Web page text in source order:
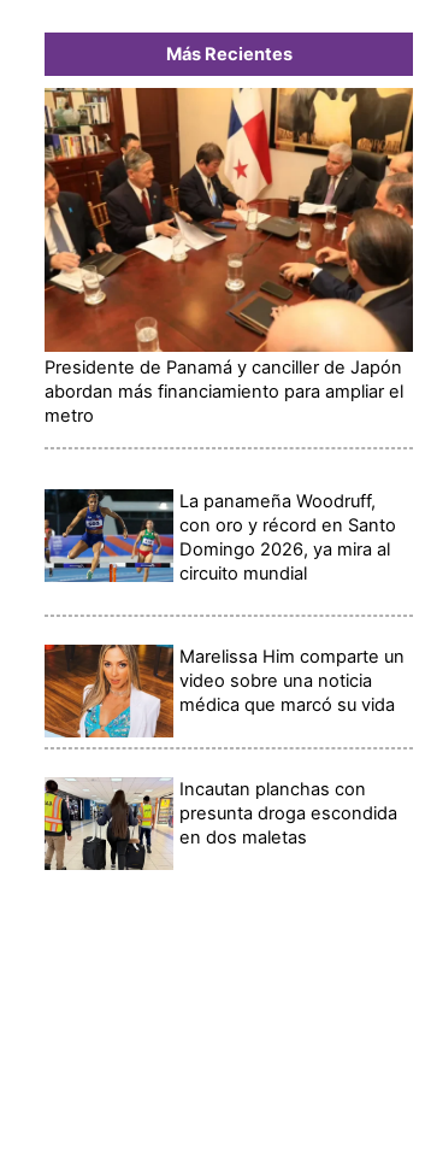
Más Recientes
Presidente de Panamá y canciller de Japón
abordan más financiamiento para ampliar el
metro
La panameña Woodruff,
con oro y récord en Santo
Domingo 2026, ya mira al
circuito mundial
Marelissa Him comparte un
video sobre una noticia
médica que marcó su vida
Incautan planchas con
presunta droga escondida
en dos maletas